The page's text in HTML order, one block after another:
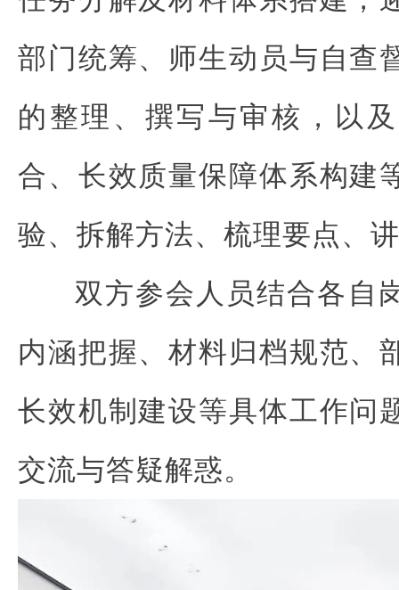
部门统筹、师生动员与自查
的整理、撰写与审核，以
合、长效质量保障体系构建
验、拆解方法、梳理要点、
双方参会人员结合各自
内涵把握、材料归档规范、
长效机制建设等具体工作问
交流与答疑解惑。